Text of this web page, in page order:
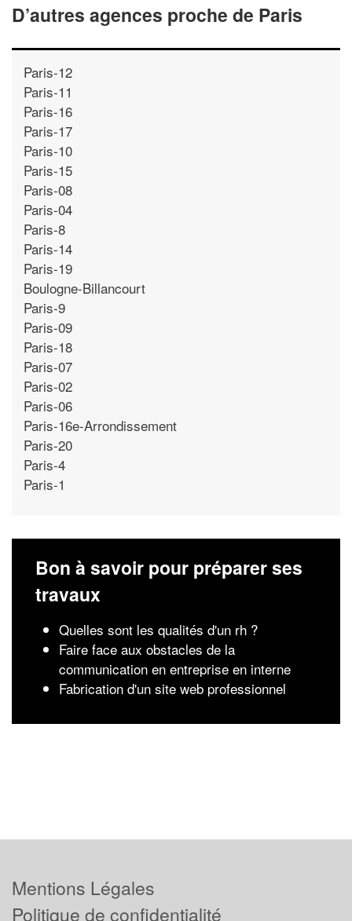
D’autres agences proche de Paris
Paris-12
Paris-11
Paris-16
Paris-17
Paris-10
Paris-15
Paris-08
Paris-04
Paris-8
Paris-14
Paris-19
Boulogne-Billancourt
Paris-9
Paris-09
Paris-18
Paris-07
Paris-02
Paris-06
Paris-16e-Arrondissement
Paris-20
Paris-4
Paris-1
Bon à savoir pour préparer ses
travaux
Quelles sont les qualités d'un rh ?
Faire face aux obstacles de la
communication en entreprise en interne
Fabrication d'un site web professionnel
Mentions Légales
Politique de confidentialité